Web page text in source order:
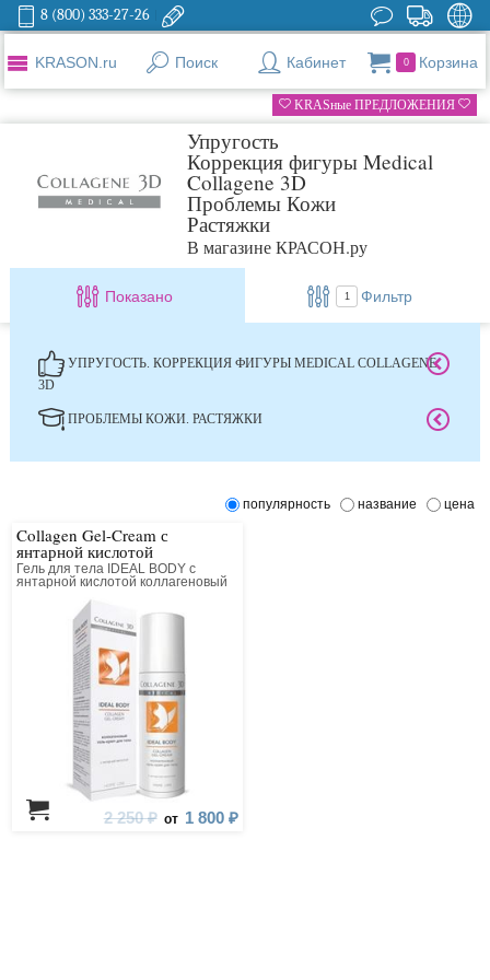
8 (800) 333-27-26
KRASON.ru Поиск Кабинет 0 Корзина
KRASные ПРЕДЛОЖЕНИЯ
Упругость
Коррекция фигуры Medical
Collagene 3D
Проблемы Кожи
Растяжки
В магазине КРАСОН.ру
Показано 1 Фильтр
УПРУГОСТЬ. КОРРЕКЦИЯ ФИГУРЫ MEDICAL COLLAGENE
3D
ПРОБЛЕМЫ КОЖИ. РАСТЯЖКИ
популярность название цена
Collagen Gel-Cream с
янтарной кислотой
Гель для тела IDEAL BODY с
янтарной кислотой коллагеновый
2 250 ₽ от 1 800 ₽